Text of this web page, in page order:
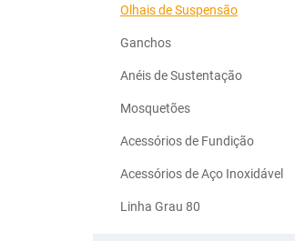
Olhais de Suspensão
Ganchos
Anéis de Sustentação
Mosquetões
Acessórios de Fundição
Acessórios de Aço Inoxidável
Linha Grau 80